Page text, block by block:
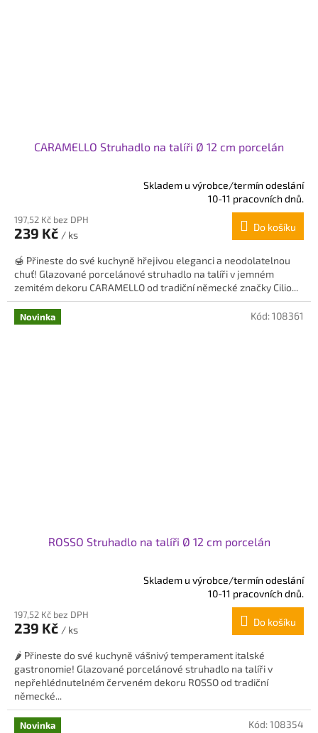
CARAMELLO Struhadlo na talíři Ø 12 cm porcelán
produktu
je
z
5
hvězdiček.
Skladem u výrobce/termín odeslání
10-11 pracovních dnů.
197,52 Kč bez DPH
239 Kč / ks
Do košíku
🍯 Přineste do své kuchyně hřejivou eleganci a neodolatelnou
chuť! Glazované porcelánové struhadlo na talíři v jemném
zemitém dekoru CARAMELLO od tradiční německé značky Cilio...
Novinka
ROSSO Struhadlo na talíři Ø 12 cm porcelán
produktu
je
z
5
hvězdiček.
Skladem u výrobce/termín odeslání
10-11 pracovních dnů.
197,52 Kč bez DPH
239 Kč / ks
Do košíku
🌶️ Přineste do své kuchyně vášnivý temperament italské
gastronomie! Glazované porcelánové struhadlo na talíři v
nepřehlédnutelném červeném dekoru ROSSO od tradiční
německé...
Kód:108361
Novinka Kód:108354